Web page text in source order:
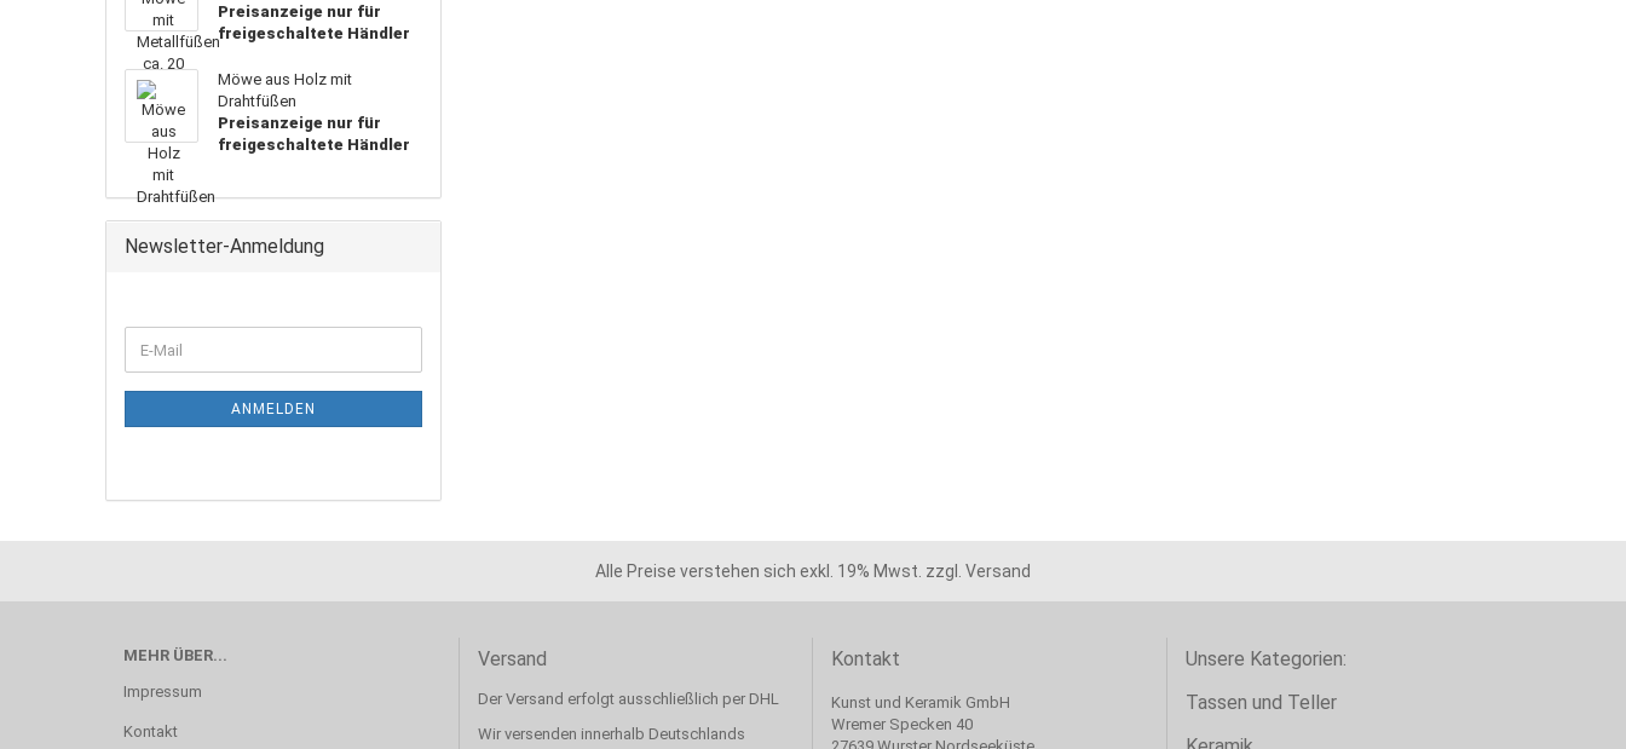
Preisanzeige nur für
freigeschaltete Händler
Möwe aus Holz mit
Drahtfüßen
Preisanzeige nur für
freigeschaltete Händler
Newsletter-Anmeldung
ANMELDEN
Alle Preise verstehen sich exkl. 19% Mwst. zzgl. Versand
MEHR ÜBER...
Impressum
Kontakt
Versand
Der Versand erfolgt ausschließlich per DHL
Wir versenden innerhalb Deutschlands
Kontakt
Kunst und Keramik GmbH
Wremer Specken 40
Unsere Kategorien:
Tassen und Teller